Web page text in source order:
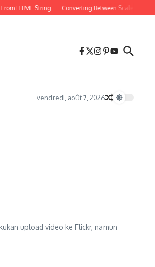
HTML String Converting Between Scales in PHP
vendredi, août 7, 2026
upload video ke Flickr, namun